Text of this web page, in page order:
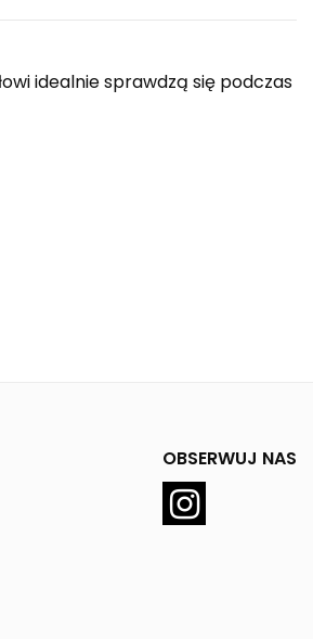
idealnie sprawdzą się podczas
OBSERWUJ NAS